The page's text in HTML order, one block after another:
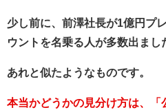
少し前に、前澤社長が1億円プ
ウントを名乗る人が多数出まし
あれと似たようなものです。
本当かどうかの見分け方は、